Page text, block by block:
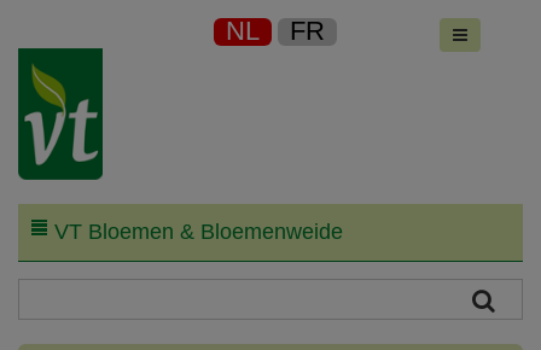
NL FR
VT Bloemen & Bloemenweide